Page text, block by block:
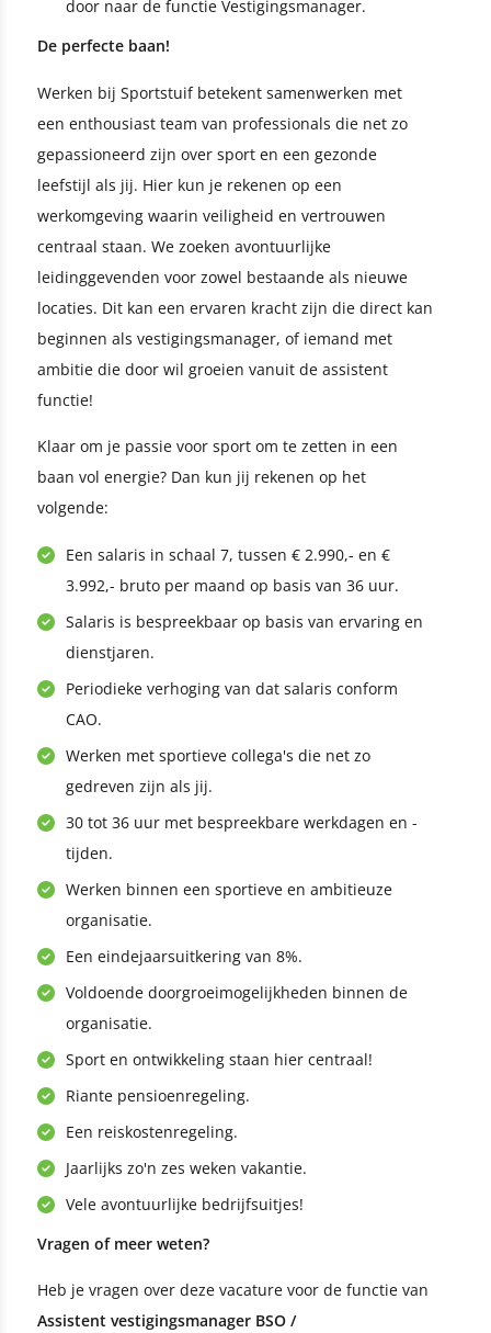
door naar de functie Vestigingsmanager.
De perfecte baan!
Werken bij Sportstuif betekent samenwerken met
een enthousiast team van professionals die net zo
gepassioneerd zijn over sport en een gezonde
leefstijl als jij. Hier kun je rekenen op een
werkomgeving waarin veiligheid en vertrouwen
centraal staan. We zoeken avontuurlijke
leidinggevenden voor zowel bestaande als nieuwe
locaties. Dit kan een ervaren kracht zijn die direct kan
beginnen als vestigingsmanager, of iemand met
ambitie die door wil groeien vanuit de assistent
functie!
Klaar om je passie voor sport om te zetten in een
baan vol energie? Dan kun jij rekenen op het
volgende:
Een salaris in schaal 7, tussen € 2.990,- en €
3.992,- bruto per maand op basis van 36 uur.
Salaris is bespreekbaar op basis van ervaring en
dienstjaren.
Periodieke verhoging van dat salaris conform
CAO.
Werken met sportieve collega's die net zo
gedreven zijn als jij.
30 tot 36 uur met bespreekbare werkdagen en -
tijden.
Werken binnen een sportieve en ambitieuze
organisatie.
Een eindejaarsuitkering van 8%.
Voldoende doorgroeimogelijkheden binnen de
organisatie.
Sport en ontwikkeling staan hier centraal!
Riante pensioenregeling.
Een reiskostenregeling.
Jaarlijks zo'n zes weken vakantie.
Vele avontuurlijke bedrijfsuitjes!
Vragen of meer weten?
Heb je vragen over deze vacature voor de functie van
Assistent vestigingsmanager BSO /